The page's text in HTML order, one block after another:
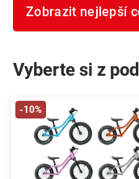
Zobrazit nejlepší
Vyberte si z
-10%